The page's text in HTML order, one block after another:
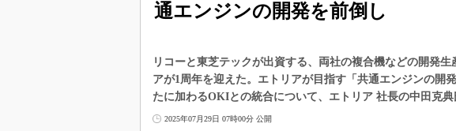
人テク
通エンジンの開発を前倒し
リコーと東芝テックが出資する、両社の複合機などの開発
アが1周年を迎えた。エトリアが目指す「共通エンジンの開
たに加わるOKIとの統合について、エトリア 社長の中田克典
2025年07月29日 07時00分 公開